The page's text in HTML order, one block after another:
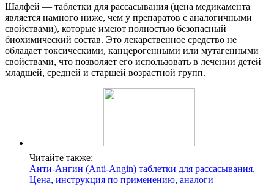
Шалфей — таблетки для рассасывания (цена медикамента
является намного ниже, чем у препаратов с аналогичными
свойствами), которые имеют полностью безопасный
биохимический состав. Это лекарственное средство не
обладает токсическими, канцерогенными или мутагенными
свойствами, что позволяет его использовать в лечении детей
младшей, средней и старшей возрастной групп.
Читайте также:
Анти-Ангин (Anti-Angin) таблетки для рассасывания.
Цена, инструкция по применению, аналоги